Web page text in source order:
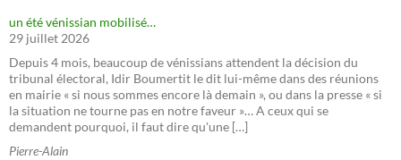
un été vénissian mobilisé…
29 juillet 2026
Depuis 4 mois, beaucoup de vénissians attendent la décision du
tribunal électoral, Idir Boumertit le dit lui-même dans des réunions
en mairie « si nous sommes encore là demain », ou dans la presse « si
la situation ne tourne pas en notre faveur »… A ceux qui se
demandent pourquoi, il faut dire qu'une […]
Pierre-Alain